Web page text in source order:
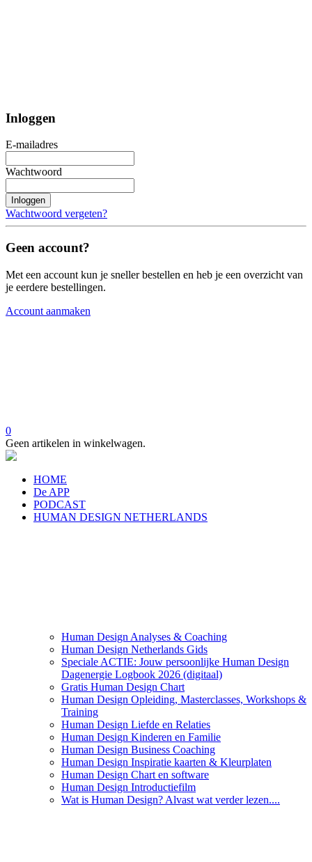
Inloggen
E-mailadres
Wachtwoord
Inloggen
Wachtwoord vergeten?
Geen account?
Met een account kun je sneller bestellen en heb je een overzicht van
je eerdere bestellingen.
Account aanmaken
0
Geen artikelen in winkelwagen.
HOME
De APP
PODCAST
HUMAN DESIGN NETHERLANDS
Human Design Analyses & Coaching
Human Design Netherlands Gids
Speciale ACTIE: Jouw persoonlijke Human Design
Dagenergie Logbook 2026 (digitaal)
Gratis Human Design Chart
Human Design Opleiding, Masterclasses, Workshops &
Training
Human Design Liefde en Relaties
Human Design Kinderen en Familie
Human Design Business Coaching
Human Design Inspiratie kaarten & Kleurplaten
Human Design Chart en software
Human Design Introductiefilm
Wat is Human Design? Alvast wat verder lezen....